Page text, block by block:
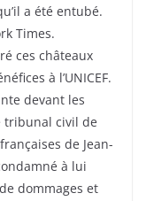
a été entubé.
Times.
ces châteaux
à l’UNICEF.
devant les
tribunal civil de
de Jean-
à lui
dommages et